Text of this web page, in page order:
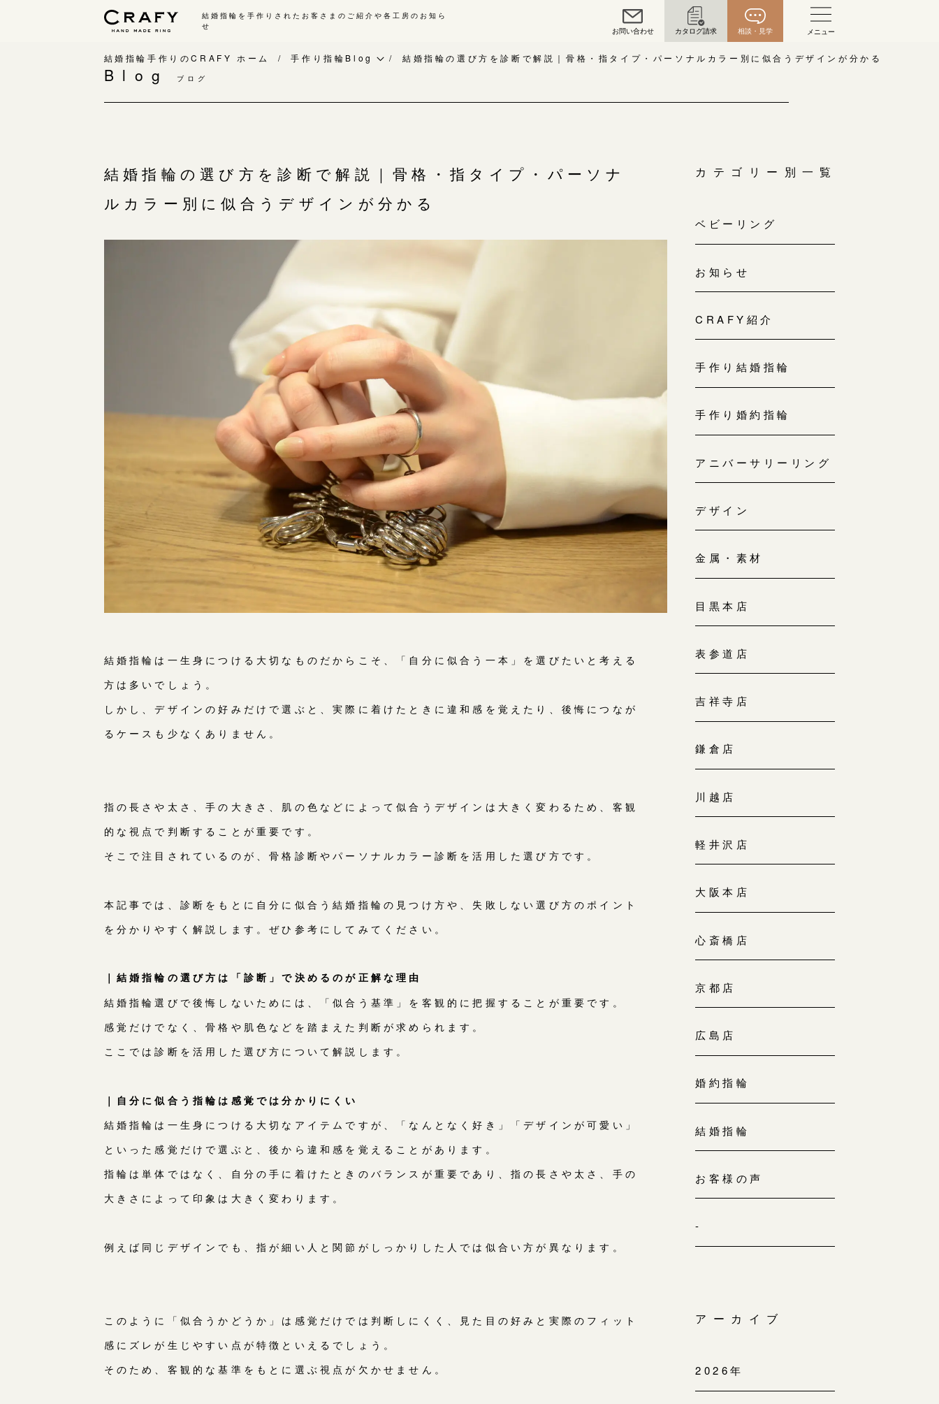
結婚指輪を手作りされたお客さまのご紹介や各工房のお知ら
せ
お問い合わせ カタログ請求 相談・見学 メニュー
手作り結婚指輪
結婚指輪の価格一覧
お問い合わせ
指輪作品集
工房一覧
アフターケア・保証
Blog ブログ
結婚指輪手作りのCRAFY ホーム 手作り指輪Blog
お客様インタビュー
指輪のハンドメイド・手作り
結婚指輪の選び方を診断で解説｜骨格・指タイプ・パーソナルカラー別に似合うデザインが分かる
結婚指輪の選び方を診断で解説｜骨格・指タイプ・パーソナ
ルカラー別に似合うデザインが分かる
結婚指輪は一生身につける大切なものだからこそ、「自分に似合う一本」を選びたいと考える
方は多いでしょう。
しかし、デザインの好みだけで選ぶと、実際に着けたときに違和感を覚えたり、後悔につなが
るケースも少なくありません。
指の長さや太さ、手の大きさ、肌の色などによって似合うデザインは大きく変わるため、客観
的な視点で判断することが重要です。
そこで注目されているのが、骨格診断やパーソナルカラー診断を活用した選び方です。
本記事では、診断をもとに自分に似合う結婚指輪の見つけ方や、失敗しない選び方のポイント
を分かりやすく解説します。ぜひ参考にしてみてください。
｜結婚指輪の選び方は「診断」で決めるのが正解な理由
結婚指輪選びで後悔しないためには、「似合う基準」を客観的に把握することが重要です。
感覚だけでなく、骨格や肌色などを踏まえた判断が求められます。
ここでは診断を活用した選び方について解説します。
｜自分に似合う指輪は感覚では分かりにくい
結婚指輪は一生身につける大切なアイテムですが、「なんとなく好き」「デザインが可愛い」
といった感覚だけで選ぶと、後から違和感を覚えることがあります。
指輪は単体ではなく、自分の手に着けたときのバランスが重要であり、指の長さや太さ、手の
大きさによって印象は大きく変わります。
例えば同じデザインでも、指が細い人と関節がしっかりした人では似合い方が異なります。
このように「似合うかどうか」は感覚だけでは判断しにくく、見た目の好みと実際のフィット
感にズレが生じやすい点が特徴といえるでしょう。
そのため、客観的な基準をもとに選ぶ視点が欠かせません。
カテゴリー別一覧
ベビーリング
お知らせ
CRAFY紹介
手作り結婚指輪
手作り婚約指輪
アニバーサリーリング
デザイン
金属・素材
目黒本店
表参道店
吉祥寺店
鎌倉店
川越店
軽井沢店
大阪本店
心斎橋店
京都店
広島店
婚約指輪
結婚指輪
お客様の声
-
アーカイブ
2026年
目黒本店
吉祥寺店
0120-690-217
川越店
0120-998-619
軽井沢店
0120-989-121
大阪本店
京都店
0120-690-262
オーダーメイド
0120-690-216